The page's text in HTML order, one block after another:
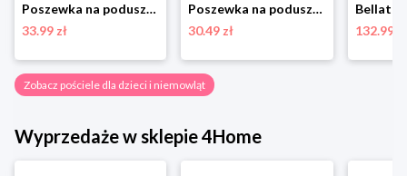
Poszewka na poduszkę Peru zielony, 40 x 40 cm Bellatex
33.99 zł
Poszewka na poduszkę Anne zielony, 45 x 45 cm 4-Home
30.49 zł
132.99 zł
Zobacz pościele dla dzieci i niemowląt
Wyprzedaże w sklepie 4Home